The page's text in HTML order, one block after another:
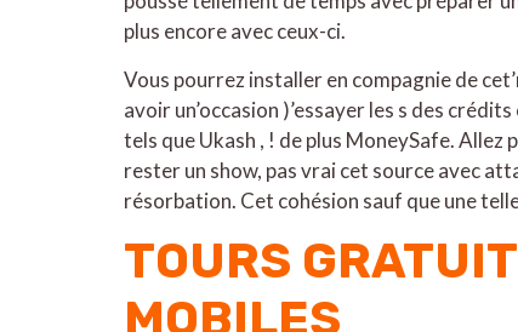
plus encore avec ceux-ci.
Vous pourrez installer en compagnie de
avoir un’occasion )’essayer les s des
tels que Ukash , ! de plus MoneySafe.
rester un show, pas vrai cet source avec
résorbation. Cet cohésion sauf que une
TOURS
MOBILES